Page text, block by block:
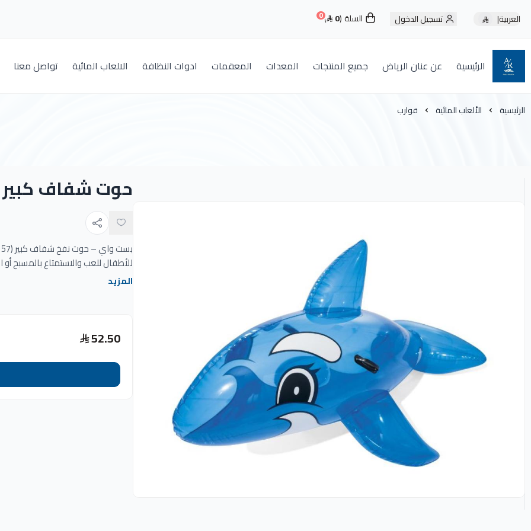
العربية| تسجيل الدخول 0 السلة 0
عنان الرياض
الرئيسية عن عنان الرياض جميع المنتجات المعدات المعقمات ادوات النظافة الالعاب المائية تواصل معنا
الرئيسية الألعاب المائية قوارب
حوت شفاف كبير 157X94 سم
للأطفال للعب والاستمتاع بالمسبح
المزيد
52.50